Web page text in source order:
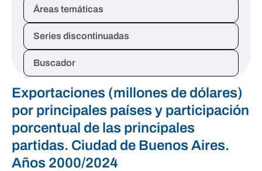
Áreas temáticas
Series discontinuadas
Buscador
Exportaciones (millones de dólares)
por principales países y participación
porcentual de las principales
partidas. Ciudad de Buenos Aires.
Años 2000/2024